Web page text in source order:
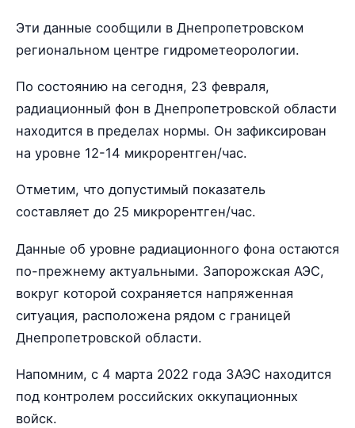
Эти данные сообщили в Днепропетровском
региональном центре гидрометеорологии.
По состоянию на сегодня, 23 февраля,
радиационный фон в Днепропетровской области
находится в пределах нормы. Он зафиксирован
на уровне 12-14 микрорентген/час.
Отметим, что допустимый показатель
составляет до 25 микрорентген/час.
Данные об уровне радиационного фона остаются
по-прежнему актуальными. Запорожская АЭС,
вокруг которой сохраняется напряженная
ситуация, расположена рядом с границей
Днепропетровской области.
Напомним, с 4 марта 2022 года ЗАЭС находится
под контролем российских оккупационных
войск.